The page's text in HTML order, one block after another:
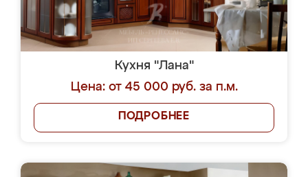
Кухня "Лана"
Цена: от 45 000 руб. за п.м.
ПОДРОБНЕЕ